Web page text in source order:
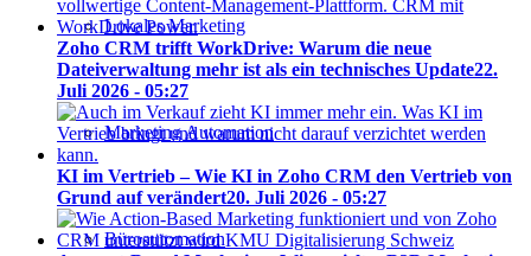
Lokales Marketing
Marketing Automation
Büroautomation
Zoho CRM trifft WorkDrive: Warum die neue
Dateiverwaltung mehr ist als ein technisches Update22.
Juli 2026 - 05:27
KI im Vertrieb – Wie KI in Zoho CRM den Vertrieb von
Grund auf verändert20. Juli 2026 - 05:27